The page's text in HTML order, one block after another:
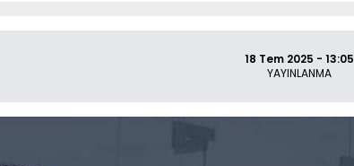
18 Tem 2025 - 13:05
YAYINLANMA